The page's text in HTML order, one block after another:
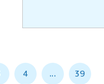
4 ...
39